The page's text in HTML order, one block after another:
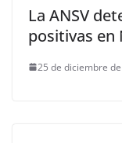
La ANSV
positivas en
25 de diciembre